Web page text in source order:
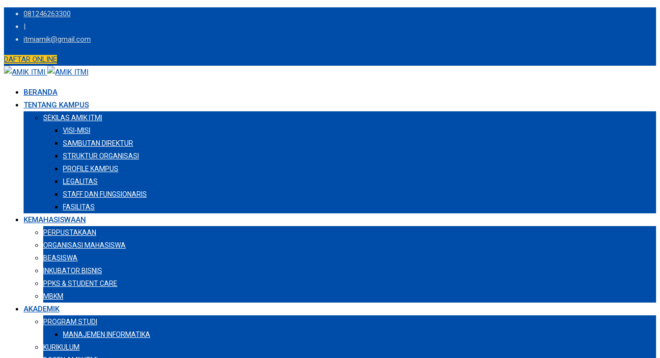
Skip
content
081246263300
|
itmiamik@gmail.com
DAFTAR ONLINE
BERANDA
TENTANG KAMPUS
SEKILAS AMIK ITMI
VISI-MISI
SAMBUTAN DIREKTUR
STRUKTUR ORGANISASI
PROFILE KAMPUS
LEGALITAS
STAFF DAN FUNGSIONARIS
FASILITAS
KEMAHASISWAAN
PERPUSTAKAAN
ORGANISASI MAHASISWA
BEASISWA
INKUBATOR BISNIS
PPKS & STUDENT CARE
MBKM
AKADEMIK
PROGRAM STUDI
MANAJEMEN INFORMATIKA
KURIKULUM